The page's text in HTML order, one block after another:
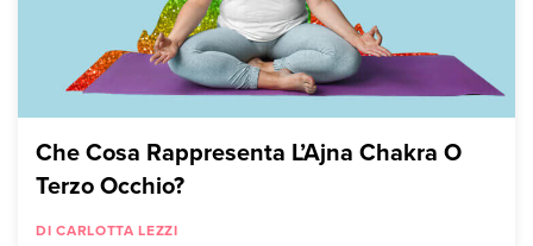
Che Cosa Rappresenta L’Ajna Chakra O
Terzo Occhio?
DI CARLOTTA LEZZI